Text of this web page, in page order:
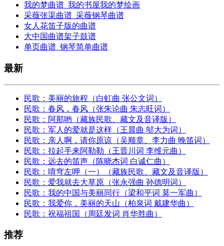
我的梦曲谱_我的书屋我的梦绘画
采薇张渠曲谱_采薇钢琴曲谱
女人花笛子版的曲谱
大中国曲谱架子鼓谱
单页曲谱_钢琴简单曲谱
最新
民歌：美丽的旅程（白虹曲 张公文词）
民歌：春风，春风（张朱论曲 朱志旺词）
民歌：阿那哟（藏族民歌、藏文及音译版）
民歌：军人的爱就是这样（王晨曲 邬大为词）
民歌：亲人啊，请你原谅（吴顺章、李力曲 晚笛词）
民歌：拉起手来阿勒勒（王晋川词 李维元曲）
民歌：远去的笛声（陈晓杰词 白诚仁曲）
民歌：唷穹左呷（一）（藏族民歌、藏文及音译版）
民歌：爱我就去大草原（张永强曲 孙德明词）
民歌：我的中国与美丽同行（梁和平词 莫一军曲）
民歌：我爱你，美丽的天山（柏泉词 戴建华曲）
民歌：祝福祖国（周廷发词 肖华胜曲）
推荐